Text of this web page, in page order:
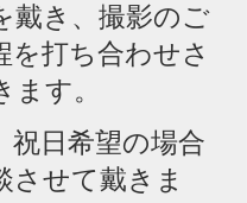
戴き、撮影のご
を打ち合わせさ
ます。
日希望の場合
させて戴きま